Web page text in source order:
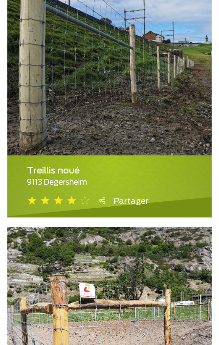
Treillis noué
9113 Degersheim
Partager